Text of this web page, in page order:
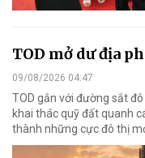
TOD mở dư địa
09/08/2026 04:47
TOD gắn với đường sắt
khai thác quỹ đất quanh
thành những cực đô thị